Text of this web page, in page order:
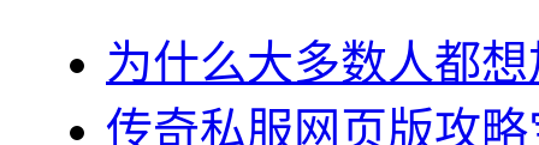
为什么大多数人都
传奇私服网页版攻